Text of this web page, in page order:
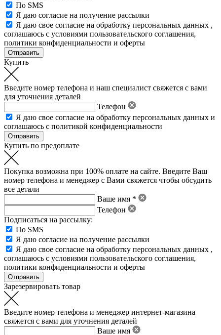
По SMS
Я даю согласие на получение рассылки
Я даю свое согласие на обработку персональных данных ,
соглашаюсь с условиями пользовательского соглашения,
политики конфиденциальности и оферты
Купить
Введите номер телефона и наш специалист свяжется с вами
для уточнения деталей
Телефон
Я даю свое согласие на обработку персональных данных и
соглашаюсь с политикой конфиденциальности
Купить по предоплате
Покупка возможна при 100% оплате на сайте. Введите Ваш
номер телефона и менеджер с Вами свяжется чтобы обсудить
все детали
Ваше имя *
Телефон
Подписаться на рассылку:
По SMS
Я даю согласие на получение рассылки
Я даю свое согласие на обработку персональных данных ,
соглашаюсь с условиями пользовательского соглашения,
политики конфиденциальности и оферты
Зарезервировать товар
Введите номер телефона и менеджер интернет-магазина
свяжется с вами для уточнения деталей
Ваше имя